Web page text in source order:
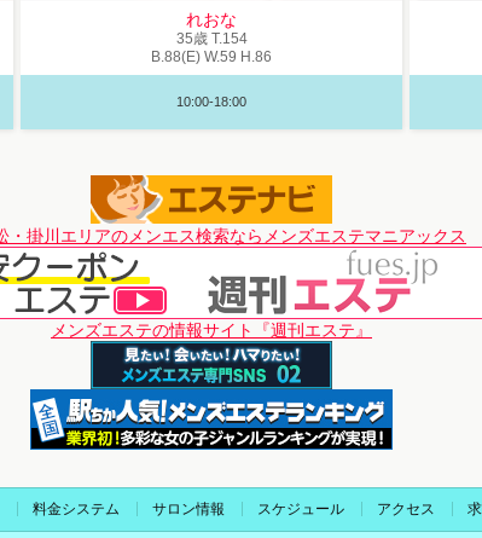
れおな
35歳 T.154
B.88(E) W.59 H .86
10:00-18:00
メンズエステの情報サイト『週刊エステ』
料金システム サロン情報 スケジュール アクセス